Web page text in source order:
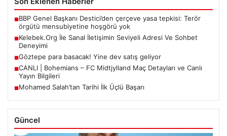
■BBP Genel Başkanı Destici’den çerçeve yasa tepkisi: Terör
örgütü mensubiyetine hoşgörü yok
■Kelebek.Org İle Sanal İletişimin Seviyeli Adresi Ve Sohbet
Deneyimi
■Göztepe para basacak! Yine dev satış geliyor
■CANLI | Bohemians – FC Midtjylland Maç Detayları ve Canlı
Yayın Bilgileri
■Mohamed Salah’tan Tarihi İlk Üçlü Başarı
Güncel